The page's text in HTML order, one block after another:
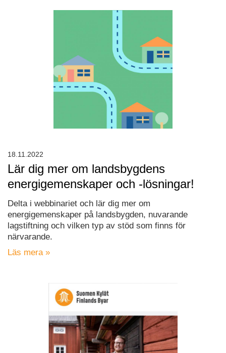
Lär dig mer om landsbygdens
energigemenskaper och -lösningar!
Delta i webbinariet och lär dig mer om
energigemenskaper på landsbygden, nuvarande
lagstiftning och vilken typ av stöd som finns för
närvarande.
Läs mera »
18.11.2022